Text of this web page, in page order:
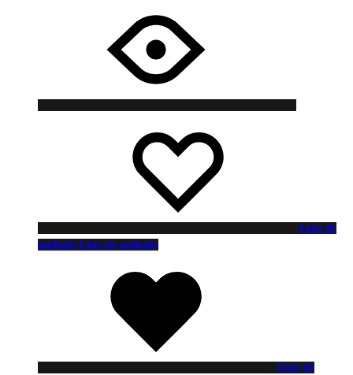
Liste de
souhaits Liste de souhaits
Liste de